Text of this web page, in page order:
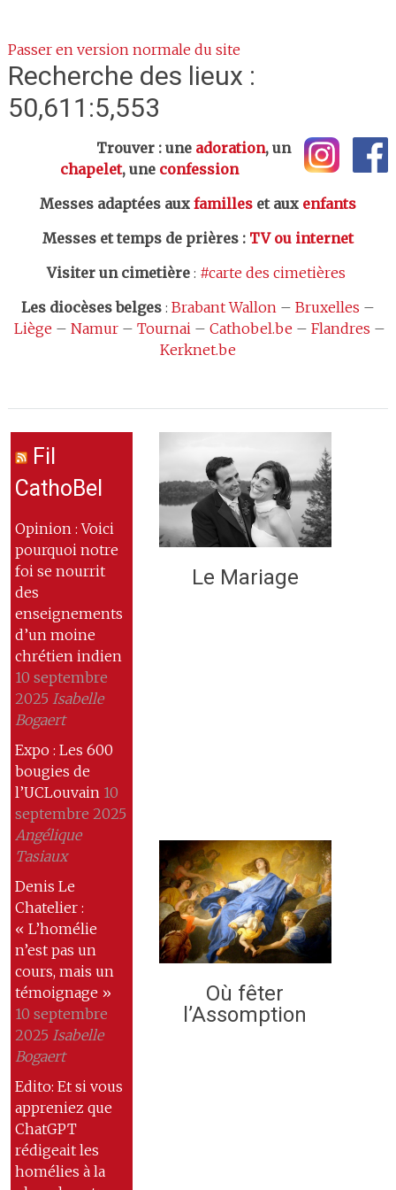
Passer en version normale du site
Recherche des lieux :
50,611:5,553
Trouver : une adoration, un
chapelet, une confession
Messes adaptées aux familleset aux enfants
Messes et temps de prières: TV ou internet
Visiter un cimetière: #carte des cimetières
Les diocèses belges: Brabant Wallon– Bruxelles –
Liège – Namur– Tournai– Cathobel.be – Flandres –
Kerknet.be
Fil
CathoBel
Opinion : Voici
pourquoi notre
foi se nourrit
des
enseignements
d’un moine
chrétien indien
10 septembre
2025 Isabelle
Bogaert
Expo : Les 600
bougies de
l’UCLouvain 10
septembre 2025
Angélique
Tasiaux
Denis Le
Chatelier :
« L’homélie
n’est pas un
cours, mais un
témoignage »
10 septembre
2025 Isabelle
Bogaert
Edito: Et si vous
appreniez que
ChatGPT
rédigeait les
homélies à la
Le Mariage
Où fêter
l’Assomption